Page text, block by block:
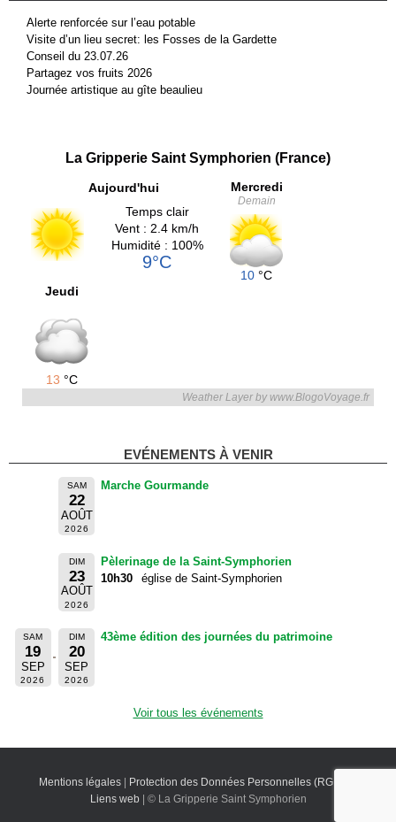
Alerte renforcée sur l’eau potable
Visite d’un lieu secret: les Fosses de la Gardette
Conseil du 23.07.26
Partagez vos fruits 2026
Journée artistique au gîte beaulieu
La Gripperie Saint Symphorien (France)
Aujourd'hui
Temps clair
Vent : 2.4 km/h
Humidité : 100%
9°C
Mercredi
Demain
10 °C
Jeudi
13 °C
Weather Layer by www.BlogoVoyage.fr
EVÉNEMENTS À VENIR
SAM
22
AOÛT
2026
Marche Gourmande
DIM
23
AOÛT
2026
Pèlerinage de la Saint-Symphorien
10h30
église de Saint-Symphorien
SAM
19
SEP
2026
DIM
20
SEP
2026
43ème édition des journées du patrimoine
Voir tous les événements
Mentions légales | Protection des Données Personnelles (RGPD)
Liens web| © La Gripperie Saint Symphorien